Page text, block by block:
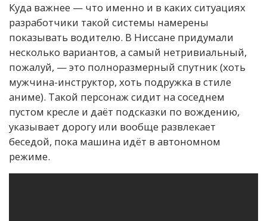
Куда важнее — что именно и в каких ситуациях
разработчики такой системы намерены
показывать водителю. В Ниссане придумали
несколько вариантов, а самый нетривиальный,
пожалуй, — это полноразмерный спутник (хоть
мужчина-инструктор, хоть подружка в стиле
аниме). Такой персонаж сидит на соседнем
пустом кресле и даёт подсказки по вождению,
указывает дорогу или вообще развлекает
беседой, пока машина идёт в автономном
режиме.